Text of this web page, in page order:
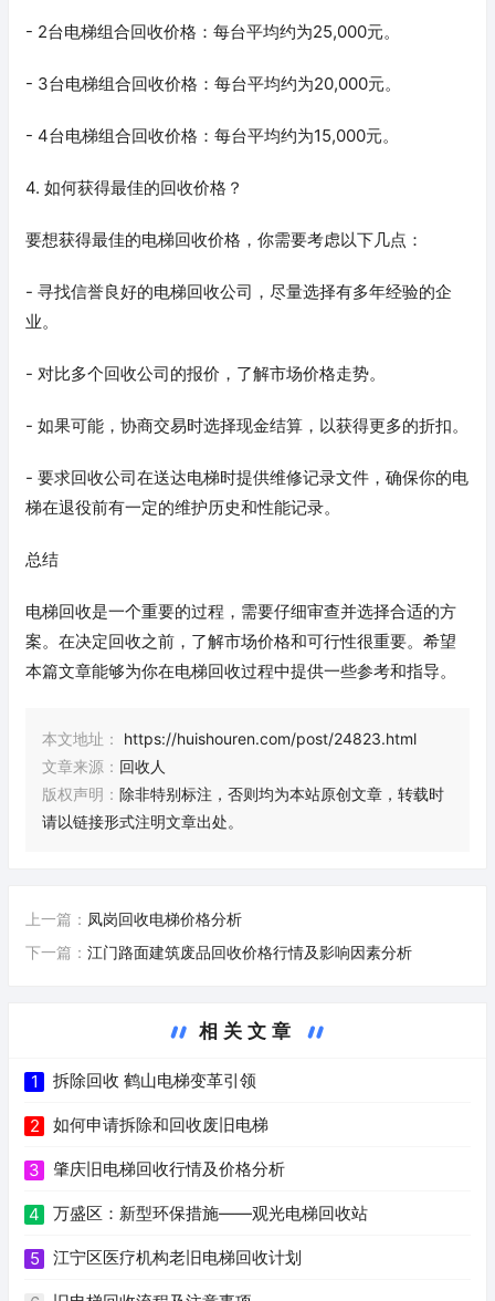
- 2台电梯组合回收价格：每台平均约为25,000元。
- 3台电梯组合回收价格：每台平均约为20,000元。
- 4台电梯组合回收价格：每台平均约为15,000元。
4. 如何获得最佳的回收价格？
要想获得最佳的电梯回收价格，你需要考虑以下几点：
- 寻找信誉良好的电梯回收公司，尽量选择有多年经验的企
业。
- 对比多个回收公司的报价，了解市场价格走势。
- 如果可能，协商交易时选择现金结算，以获得更多的折扣。
- 要求回收公司在送达电梯时提供维修记录文件，确保你的电
梯在退役前有一定的维护历史和性能记录。
总结
电梯回收是一个重要的过程，需要仔细审查并选择合适的方
案。在决定回收之前，了解市场价格和可行性很重要。希望
本篇文章能够为你在电梯回收过程中提供一些参考和指导。
本文地址：
https://huishouren.com/post/24823.html
文章来源： 回收人
版权声明： 除非特别标注，否则均为本站原创文章，转载时
请以链接形式注明文章出处。
上一篇： 凤岗回收电梯价格分析
下一篇： 江门路面建筑废品回收价格行情及影响因素分析
相关文章
1 拆除回收 鹤山电梯变革引领
2 如何申请拆除和回收废旧电梯
3 肇庆旧电梯回收行情及价格分析
4 万盛区：新型环保措施——观光电梯回收站
5 江宁区医疗机构老旧电梯回收计划